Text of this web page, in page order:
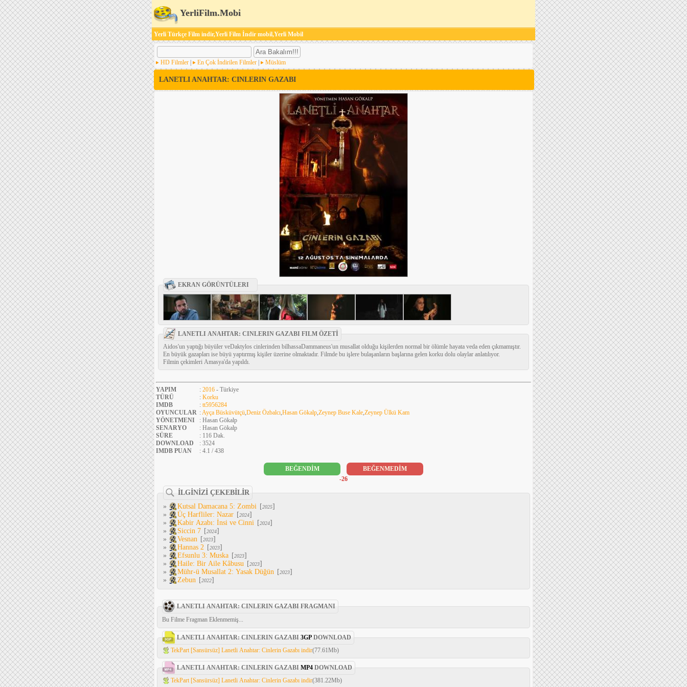
YerliFilm.Mobi
Yerli Türkçe Film indir,Yerli Film İndir mobil,Yerli Mobil
HD Filmler En Çok İndirilen Filmler Müslüm
LANETLI ANAHTAR: CINLERIN GAZABI
EKRAN GÖRÜNTÜLERI
LANETLI ANAHTAR: CINLERIN GAZABI FILM ÖZETİ
Aidos'un yaptığı büyüler veDaktylos cinlerinden bilhassaDammaneus'un musallat olduğu kişilerden normal bir ölümle hayata veda eden çıkmamıştır.
En büyük gazapları ise büyü yaptırmış kişiler üzerine olmaktadır. Filmde bu işlere bulaşanların başlarına gelen korku dolu olaylar anlatılıyor.
Filmin çekimleri Amasya'da yapıldı.
YAPIM : 2016 - Türkiye
TÜRÜ
: Korku
IMDB
: tt5956284
OYUNCULAR :Ayça Büsküvütçü,Deniz Özbalcı,Hasan Gökalp,Zeynep Buse Kale,Zeynep Ülkü Kam
YÖNETMENI
: Hasan Gökalp
SENARYO
: Hasan Gökalp
SÜRE
: 116 Dak.
DOWNLOAD
: 3524
IMDB PUAN
: 4.1 / 438
BEĞENDİM
BEĞENMEDİM
-26
İLGİNİZİ ÇEKEBİLİR
»
Kutsal Damacana 5: Zombi [2025]
»
Üç Harfliler: Nazar [2024]
»
Kabir Azabı: İnsi ve Cinni [2024]
»
Siccin 7 [2024]
»
Vesnan [2023]
»
Hannas 2 [2023]
»
Efsunlu 3: Muska [2023]
»
Haile: Bir Aile Kâbusu [2023]
»
Mühr-ü Musallat 2: Yasak Düğün [2023]
»
Zebun [2022]
LANETLI ANAHTAR: CINLERIN GAZABI FRAGMANI
Bu Filme Fragman Eklenmemiş...
LANETLI ANAHTAR: CINLERIN GAZABI 3GP DOWNLOAD
TekPart [Sansürsüz] Lanetli Anahtar: Cinlerin Gazabı indir(77.61Mb)
LANETLI ANAHTAR: CINLERIN GAZABI MP4 DOWNLOAD
TekPart [Sansürsüz] Lanetli Anahtar: Cinlerin Gazabı indir(381.22Mb)